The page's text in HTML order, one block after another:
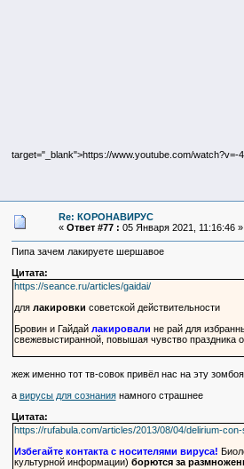
target="_blank">https://www.youtube.com/watch?v=-
Re: КОРОНАВИРУС
« Ответ #77 : 05 Января 2021, 11:16:46 »
Пипа зачем лакируете шершавое
Цитата:
https://seance.ru/articles/gaidai/
для лакировки советской действительности
Бровин и Гайдай лакировали не рай для
свежевыстиранной, повышая чувство праздника
жеж именно тот тв-совок привёл нас на эту
а вирусы для сознаниянамного страшнее
Цитата:
https://rufabula.com/articles/2013/08/04/delirium-
Избегайте контакта с носителями вируса!
культурной информации) борются за